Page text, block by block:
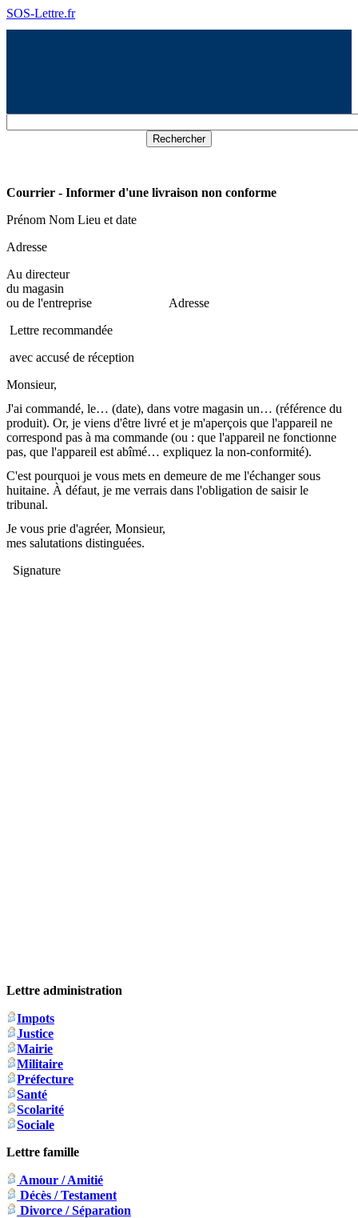
SOS-Lettre.fr
Courrier - Informer d'une livraison non conforme
Prénom Nom Lieu et date
Adresse
Au directeur
du magasin
ou de l'entreprise Adresse
Lettre recommandée
avec accusé de réception
Monsieur,
J'ai commandé, le… (date), dans votre magasin un… (référence du
produit). Or, je viens d'être livré et je m'aperçois que l'appareil ne
correspond pas à ma commande (ou : que l'appareil ne fonctionne
pas, que l'appareil est abîmé… expliquez la non-conformité).
C'est pourquoi je vous mets en demeure de me l'échanger sous
huitaine. À défaut, je me verrais dans l'obligation de saisir le
tribunal.
Je vous prie d'agréer, Monsieur,
mes salutations distinguées.
Signature
Lettre administration
Impots
Justice
Mairie
Militaire
Préfecture
Santé
Scolarité
Sociale
Lettre famille
Amour / Amitié
Décès / Testament
Divorce / Séparation